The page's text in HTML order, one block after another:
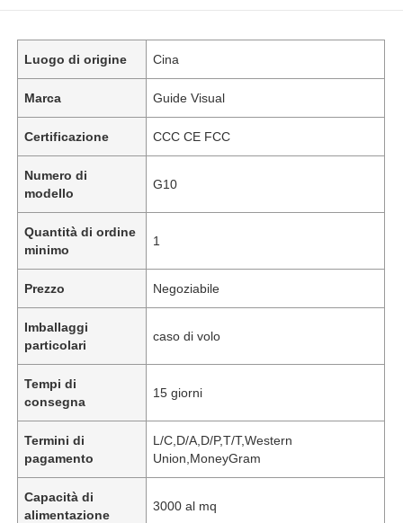
Luogo di origine Cina
Marca Guide Visual
Certificazione CCC CE FCC
Numero di
modello
G10
Quantità di ordine
minimo
1
Prezzo Negoziabile
Imballaggi
particolari
caso di volo
Tempi di
consegna
15 giorni
Termini di
pagamento
L/C,D/A,D/P,T/T,Western
Union,MoneyGram
Capacità di
alimentazione
3000 al mq